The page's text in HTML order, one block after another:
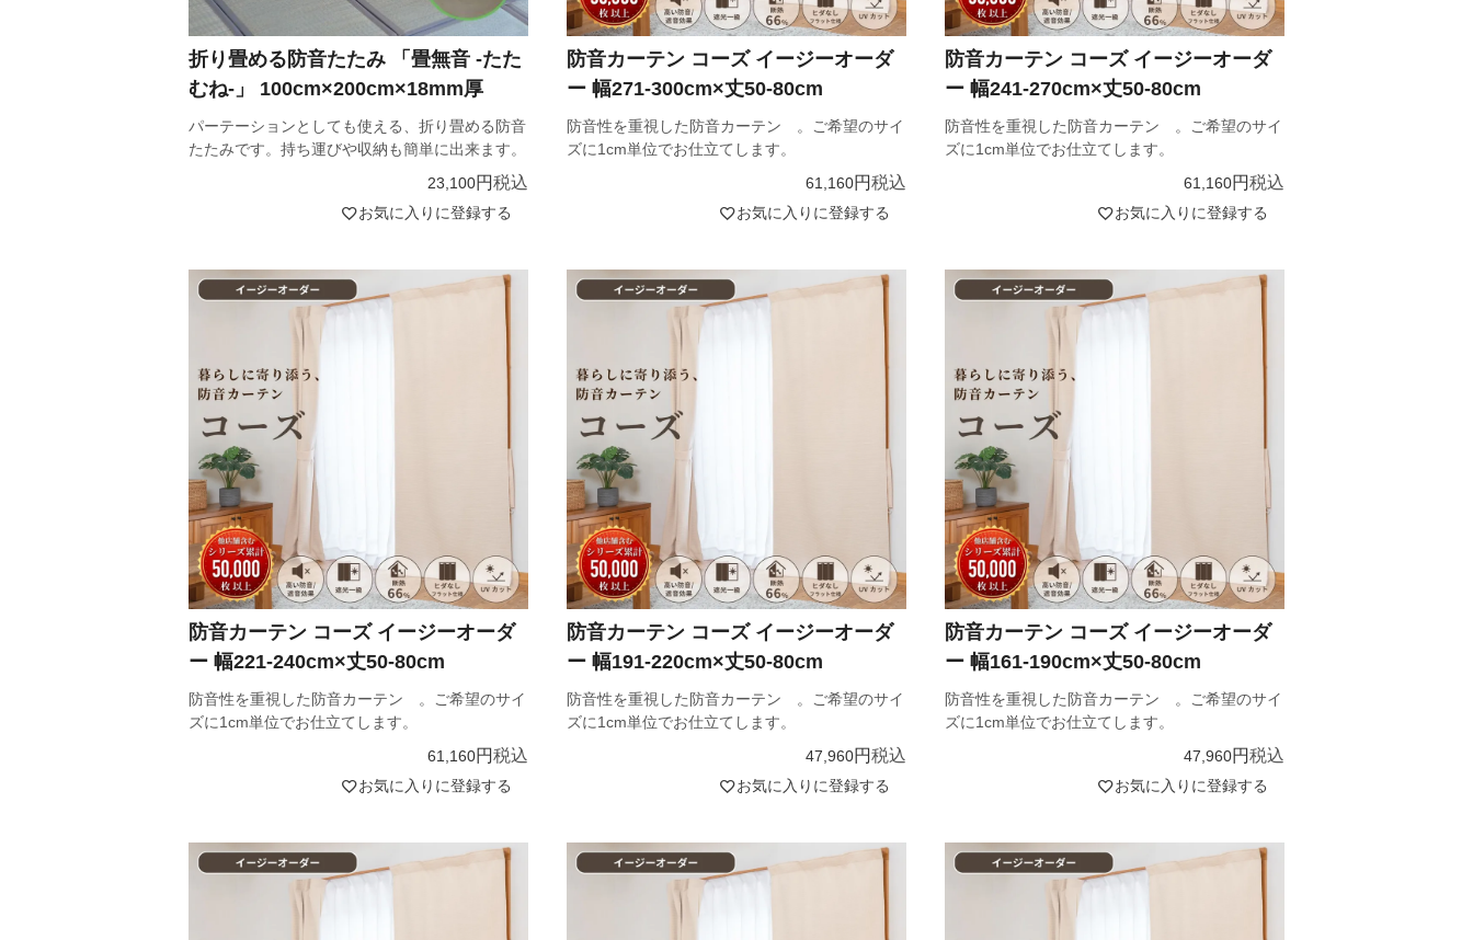
パーテーションとしても使える、折り畳める防音
たたみです。持ち運びや収納も簡単に出来ます。
折り畳める防音たたみ 「畳無音 -たた
むね-」 100cm×200cm×18mm厚
23,100 税込
お気に入りに登録する
防音性を重視した防音カーテン 。ご希望のサイ
ズに1cm単位でお仕立てします。
防音カーテン コーズ イージーオーダ
ー 幅271-300cm×丈50-80cm
61,160 税込
お気に入りに登録する
防音性を重視した防音カーテン 。ご希望のサイ
ズに1cm単位でお仕立てします。
防音カーテン コーズ イージーオーダ
ー 幅241-270cm×丈50-80cm
61,160 税込
お気に入りに登録する
防音性を重視した防音カーテン 。ご希望のサイ
ズに1cm単位でお仕立てします。
防音カーテン コーズ イージーオーダ
ー 幅221-240cm×丈50-80cm
61,160 税込
お気に入りに登録する
防音性を重視した防音カーテン 。ご希望のサイ
ズに1cm単位でお仕立てします。
防音カーテン コーズ イージーオーダ
ー 幅191-220cm×丈50-80cm
47,960 税込
お気に入りに登録する
防音性を重視した防音カーテン 。ご希望のサイ
ズに1cm単位でお仕立てします。
防音カーテン コーズ イージーオーダ
ー 幅161-190cm×丈50-80cm
47,960 税込
お気に入りに登録する